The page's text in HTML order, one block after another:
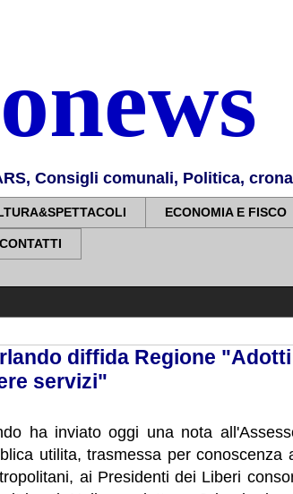
Consigli comunali, Politica,
ECONOMIA E FISCO
CONTATTI
diffida Regione
servizi"
ha inviato oggi una nota
utilita, trasmessa per conoscenza
ai Presidenti dei Liberi